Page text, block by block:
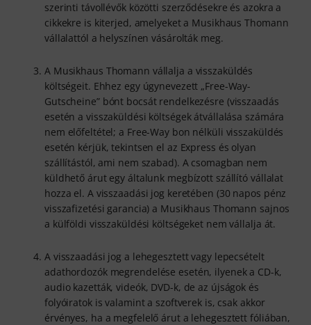
szerinti távollévők közötti szerződésekre és azokra a
cikkekre is kiterjed, amelyeket a Musikhaus Thomann
vállalattól a helyszínen vásárolták meg.
A Musikhaus Thomann vállalja a visszaküldés
költségeit. Ehhez egy úgynevezett „Free-Way-
Gutscheine” bónt bocsát rendelkezésre (visszaadás
esetén a visszaküldési költségek átvállalása számára
nem előfeltétel; a Free-Way bon nélküli visszaküldés
esetén kérjük, tekintsen el az Express és olyan
szállítástól, ami nem szabad). A csomagban nem
küldhető árut egy általunk megbízott szállító vállalat
hozza el. A visszaadási jog keretében (30 napos pénz
visszafizetési garancia) a Musikhaus Thomann sajnos
a külföldi visszaküldési költségeket nem vállalja át.
A visszaadási jog a lehegesztett vagy lepecsételt
adathordozók megrendelése esetén, ilyenek a CD-k,
audio kazetták, videók, DVD-k, de az újságok és
folyóiratok is valamint a szoftverek is, csak akkor
érvényes, ha a megfelelő árut a lehegesztett fóliában,